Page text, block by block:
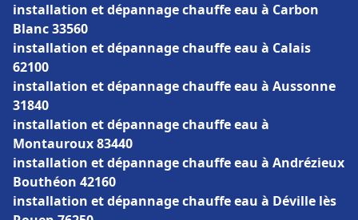
installation et dépannage chauffe eau à Carbon
Blanc 33560
installation et dépannage chauffe eau à Calais
62100
installation et dépannage chauffe eau à Aussonne
31840
installation et dépannage chauffe eau à
Montauroux 83440
installation et dépannage chauffe eau à Andrézieux
Bouthéon 42160
installation et dépannage chauffe eau à Déville lès